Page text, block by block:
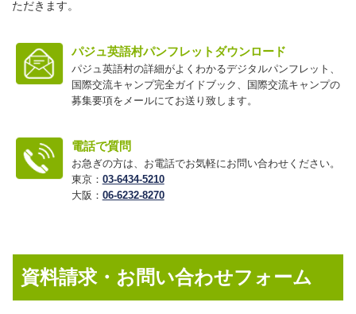
ただきます。
パジュ英語村パンフレットダウンロード
パジュ英語村の詳細がよくわかるデジタルパンフレット、
国際交流キャンプ完全ガイドブック、国際交流キャンプの
募集要項をメールにてお送り致します。
電話で質問
お急ぎの方は、お電話でお気軽にお問い合わせください。
東京： 03-6434-5210
大阪： 06-6232-8270
資料請求・お問い合わせフォーム